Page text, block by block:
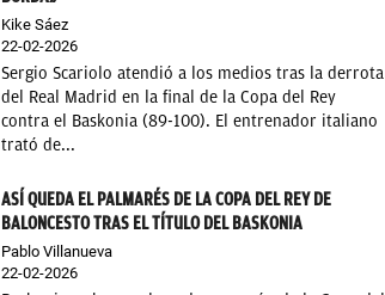
Kike Sáez
22-02-2026
Sergio Scariolo atendió a los medios tras la derrota
del Real Madrid en la final de la Copa del Rey
contra el Baskonia (89-100). El entrenador italiano
trató de...
ASÍ QUEDA EL PALMARÉS DE LA COPA DEL REY DE
BALONCESTO TRAS EL TÍTULO DEL BASKONIA
Pablo Villanueva
22-02-2026